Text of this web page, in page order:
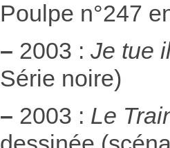
Poulpe n°247
– 2003 : Je tue
Série noire)
– 2003 : Le